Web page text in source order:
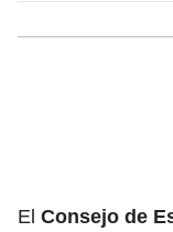
El Consejo de